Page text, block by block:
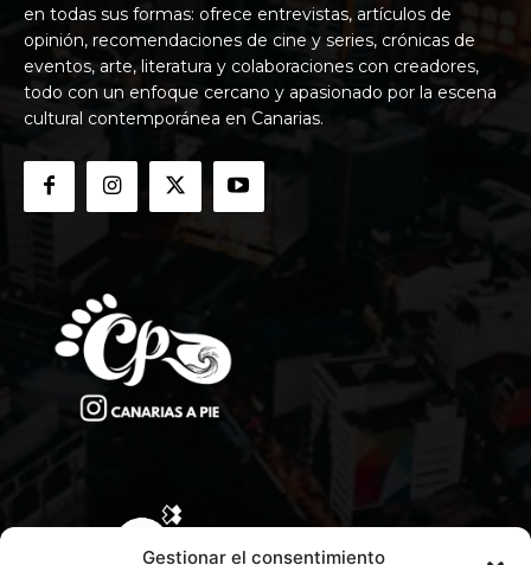
Gestionar el consentimiento
en todas sus formas: ofrece entrevistas, artículos de
opinión, recomendaciones de cine y series, crónicas de
eventos, arte, literatura y colaboraciones con creadores,
todo con un enfoque cercano y apasionado por la escena
cultural contemporánea en Canarias.